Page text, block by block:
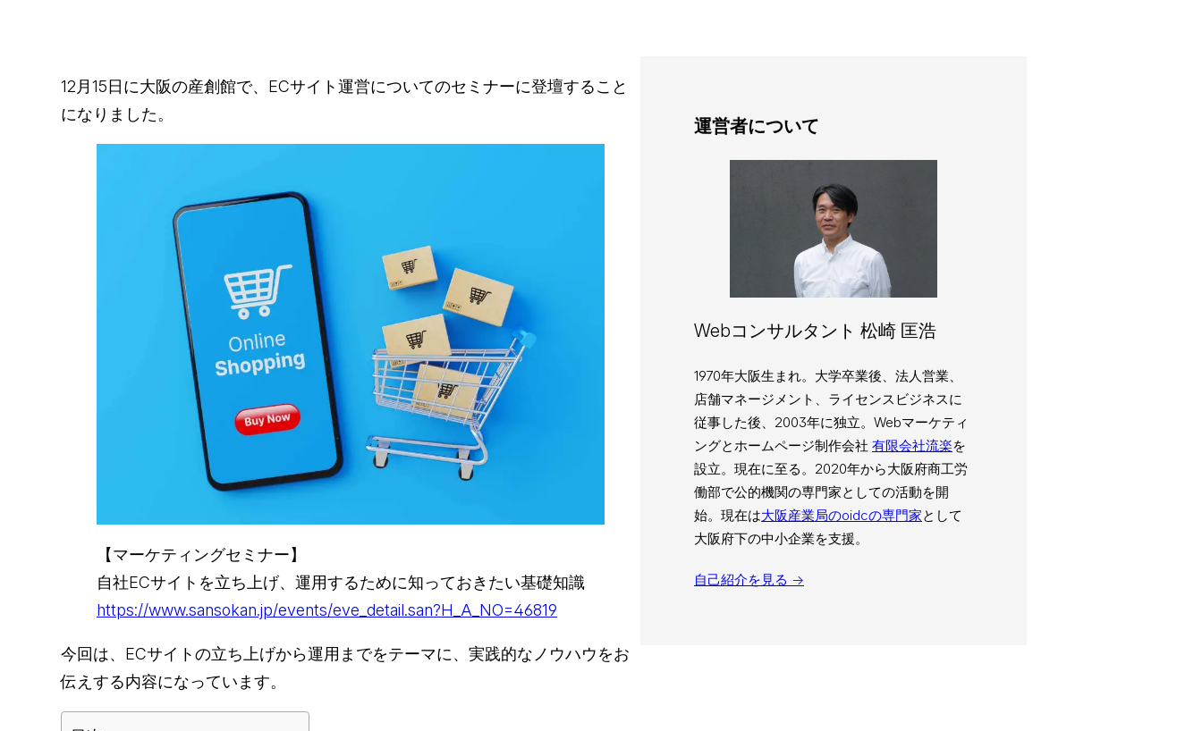
12月15日に大阪の産創館で、ECサイト運営についてのセミナーに登壇すること
になりました。
【マーケティングセミナー】
自社ECサイトを立ち上げ、運用するために知っておきたい基礎知識
https://www.sansokan.jp/events/eve_detail.san?H_A_NO=46819
今回は、ECサイトの立ち上げから運用までをテーマに、実践的なノウハウをお
伝えする内容になっています。
運営者について
Webコンサルタント 松崎 匡浩
1970年大阪生まれ。大学卒業後、法人営業、
店舗マネージメント、ライセンスビジネスに
従事した後、2003年に独立。Webマーケティ
ングとホームページ制作会社 有限会社流楽を
設立。現在に至る。2020年から大阪府商工労
働部で公的機関の専門家としての活動を開
始。現在は大阪産業局のoidcの専門家として
大阪府下の中小企業を支援。
自己紹介を見る →